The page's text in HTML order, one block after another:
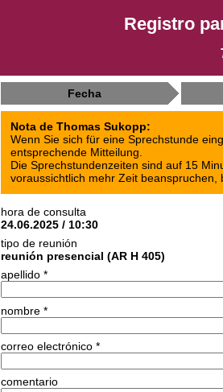
Registro
Fecha
Nota de Thomas Sukopp:
Wenn Sie sich für eine Sprechstunde
entsprechende Mitteilung.
Die Sprechstundenzeiten sind auf 15
voraussichtlich mehr Zeit beanspruchen,
hora de consulta
24.06.2025 / 10:30
tipo de reunión
reunión presencial (AR H 405)
apellido *
nombre *
correo electrónico *
comentario